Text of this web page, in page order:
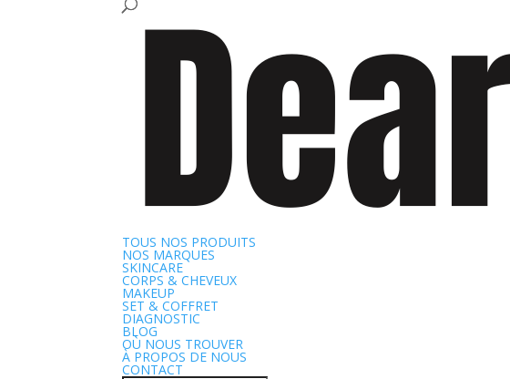
TOUS NOS PRODUITS
NOS MARQUES
SKINCARE
CORPS & CHEVEUX
MAKEUP
SET & COFFRET
DIAGNOSTIC
BLOG
OÙ NOUS TROUVER
À PROPOS DE NOUS
CONTACT